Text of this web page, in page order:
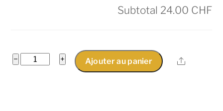
Subtotal 24.00 CHF
−
quantité
+ Ajouter au panier Share